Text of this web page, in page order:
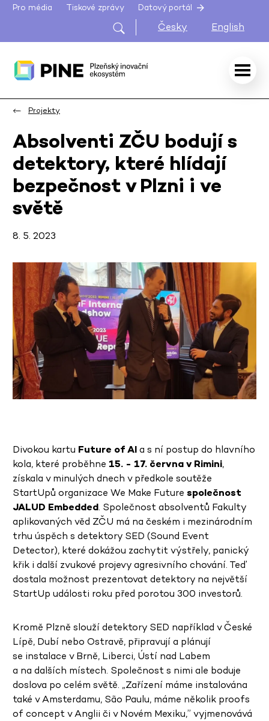
Pro média Tiskové zprávy Datový portál
Česky English
Projekty
Absolventi ZČU bodují s
detektory, které hlídají
bezpečnost v Plzni i ve
světě
8. 5. 2023
Divokou kartu Future of AIa s ní postup do hlavního
kola, které proběhne 15. - 17. června v Rimini,
získala v minulých dnech v předkole soutěže
StartUpů organizace We Make Future společnost
JALUD Embedded. Společnost absolventů Fakulty
aplikovaných věd ZČU má na českém i mezinárodním
trhu úspěch s detektory SED (Sound Event
Detector), které dokážou zachytit výstřely, panický
křik i další zvukové projevy agresivního chování. Teď
dostala možnost prezentovat detektory na největší
StartUp události roku před porotou 300 investorů.
Kromě Plzně slouží detektory SED například v České
Lípě, Dubí nebo Ostravě, připravují a plánují
se instalace v Brně, Liberci, Ústí nad Labem
a na dalších místech. Společnost s nimi ale boduje
doslova po celém světě. „Zařízení máme instalována
také v Amsterdamu, São Paulu, máme několik proofs
of concept v Anglii či v Novém Mexiku,” vyjmenovává